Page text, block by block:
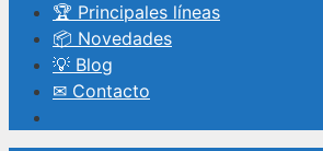
🏆 Principales líneas
📦 Novedades
💡 Blog
✉ Contacto